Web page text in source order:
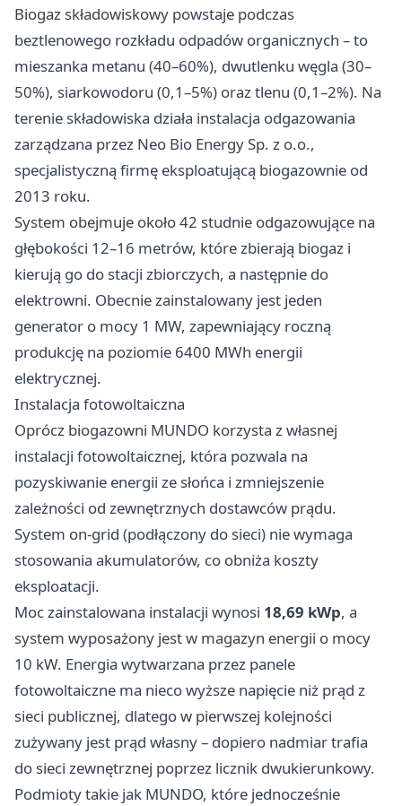
Biogaz składowiskowy powstaje podczas
beztlenowego rozkładu odpadów organicznych – to
mieszanka metanu (40–60%), dwutlenku węgla (30–
50%), siarkowodoru (0,1–5%) oraz tlenu (0,1–2%). Na
terenie składowiska działa instalacja odgazowania
zarządzana przez Neo Bio Energy Sp. z o.o.,
specjalistyczną firmę eksploatującą biogazownie od
2013 roku.
System obejmuje około 42 studnie odgazowujące na
głębokości 12–16 metrów, które zbierają biogaz i
kierują go do stacji zbiorczych, a następnie do
elektrowni. Obecnie zainstalowany jest jeden
generator o mocy 1 MW, zapewniający roczną
produkcję na poziomie 6400 MWh energii
elektrycznej.
Instalacja fotowoltaiczna
Oprócz biogazowni MUNDO korzysta z własnej
instalacji fotowoltaicznej, która pozwala na
pozyskiwanie energii ze słońca i zmniejszenie
zależności od zewnętrznych dostawców prądu.
System on-grid (podłączony do sieci) nie wymaga
stosowania akumulatorów, co obniża koszty
eksploatacji.
Moc zainstalowana instalacji wynosi 18,69 kWp, a
system wyposażony jest w magazyn energii o mocy
10 kW. Energia wytwarzana przez panele
fotowoltaiczne ma nieco wyższe napięcie niż prąd z
sieci publicznej, dlatego w pierwszej kolejności
zużywany jest prąd własny – dopiero nadmiar trafia
do sieci zewnętrznej poprzez licznik dwukierunkowy.
Podmioty takie jak MUNDO, które jednocześnie